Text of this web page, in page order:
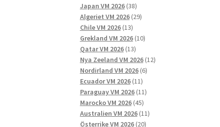
produkter
Japan VM 2026 3838
produkter
Algeriet VM 2026 2929
Chile VM 2026 1313
produkter
Grekland VM 2026 1010
Qatar VM 2026 1313
produkter
Nya Zeeland VM 2026 1212
Nordirland VM 2026 66
Ecuador VM 2026 1111
produkter
Paraguay VM 2026 1111
Marocko VM 2026 4545
produkter
Australien VM 2026 1111
Österrike VM 2026 2020